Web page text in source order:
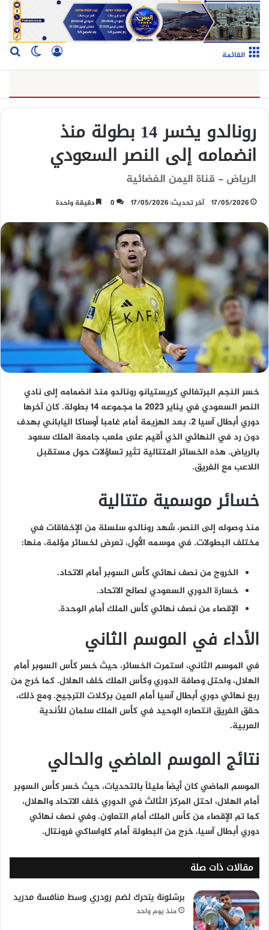
تسجيل القائمة
رونالدو يخسر 14 بطولة منذ
انضمامه إلى النصر السعودي
الرياض - قناة اليمن الفضائية
17/05/2026 آخر تحديث: 17/05/2026 0 دقيقة واحدة
خسر النجم البرتغالي كريستيانو رونالدو منذ انضمامه إلى نادي
النصر السعودي في يناير 2023 ما مجموعه 14 بطولة. كان آخرها
دوري أبطال آسيا 2، بعد الهزيمة أمام غامبا أوساكا الياباني بهدف
دون رد في النهائي الذي أقيم على ملعب جامعة الملك سعود
بالرياض. هذه الخسائر المتتالية تثير تساؤلات حول مستقبل
اللاعب مع الفريق.
خسائر موسمية متتالية
منذ وصوله إلى النصر، شهد رونالدو سلسلة من الإخفاقات في
مختلف البطولات. في موسمه الأول، تعرض لخسائر مؤلمة، منها:
الخروج من نصف نهائي كأس السوبر أمام الاتحاد.
خسارة الدوري السعودي لصالح الاتحاد.
الإقصاء من نصف نهائي كأس الملك أمام الوحدة.
الأداء في الموسم الثاني
في الموسم الثاني، استمرت الخسائر، حيث خسر كأس السوبر أمام
الهلال، واحتل وصافة الدوري وكأس الملك خلف الهلال. كما خرج من
ربع نهائي دوري أبطال آسيا أمام العين بركلات الترجيح. ومع ذلك،
حقق الفريق انتصاره الوحيد في كأس الملك سلمان للأندية
العربية.
نتائج الموسم الماضي والحالي
الموسم الماضي كان أيضاً مليئاً بالتحديات، حيث خسر كأس السوبر
أمام الهلال، احتل المركز الثالث في الدوري خلف الاتحاد والهلال،
كما تم الإقصاء من كأس الملك أمام التعاون. وفي نصف نهائي
دوري أبطال آسيا، خرج من البطولة أمام كاواساكي فرونتال.
مقالات ذات صلة
برشلونة يتحرك لضم رودري وسط منافسة مدريد
منذ يوم واحد